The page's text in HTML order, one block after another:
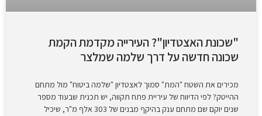
"שכונת האצטדיון"? העירייה מקדמת הקמת
שכונה חדשה על דרך שלמה שמלצר
מכירים את השטח "המת" סמוך לאצטדיון "שלמה ביטוח" מול מתחם
ההייטק? לפי הדיווח של עיריית פתח תקווה, יש תכנית שבעוד מספר
שנים יוקם שם מתחם ענק בהיקף מבנים של 303 אלף מ"ר, שיכיל